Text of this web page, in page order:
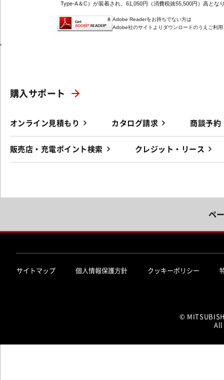
Type-A＆C）が装着され、61,050円（消費税抜55,500円）高とな
Adobe Readerをお持ちでない方は
Adobe社のサイトよりダウンロードのうえご利
'
購入サポート
オンライン見積もり カタログ請求 商談予約
販売店・充電ポイント検索 クレジット・リース
ペ
サイトマップ 個人情報保護方針 クッキーポリシー
©
All